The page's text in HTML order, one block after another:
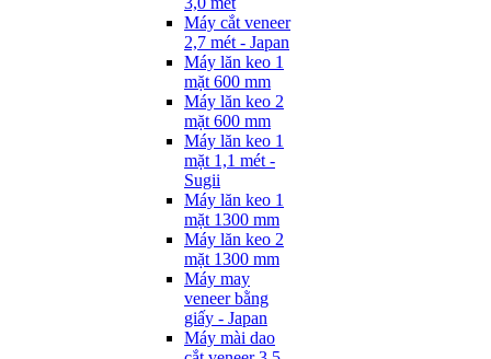
Máy cắt veneer
2,7 mét - Japan
Máy lăn keo 1
mặt 600 mm
Máy lăn keo 2
mặt 600 mm
Máy lăn keo 1
mặt 1,1 mét -
Sugii
Máy lăn keo 1
mặt 1300 mm
Máy lăn keo 2
mặt 1300 mm
Máy may
veneer bằng
giấy - Japan
Máy mài dao